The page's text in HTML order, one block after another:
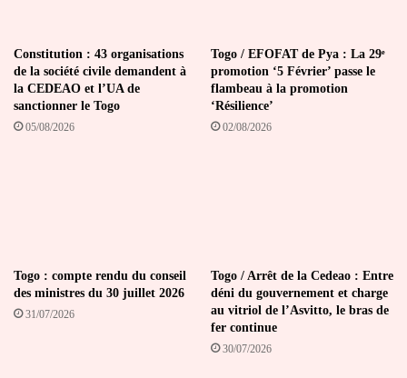
Constitution : 43 organisations
de la société civile demandent à
la CEDEAO et l’UA de
sanctionner le Togo
05/08/2026
Togo / EFOFAT de Pya : La 29ᵉ
promotion ‘5 Février’ passe le
flambeau à la promotion
‘Résilience’
02/08/2026
Togo : compte rendu du conseil
des ministres du 30 juillet 2026
31/07/2026
Togo / Arrêt de la Cedeao : Entre
déni du gouvernement et charge
au vitriol de l’Asvitto, le bras de
fer continue
30/07/2026